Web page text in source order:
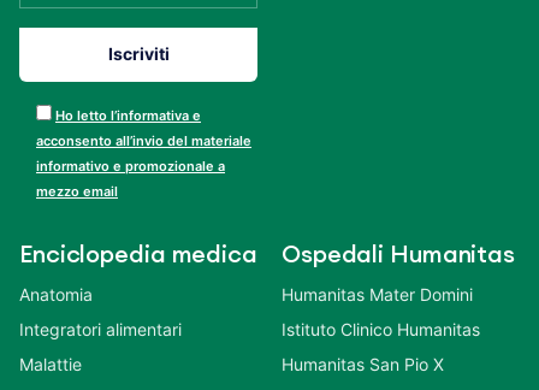
Ho letto l’informativa e
acconsento all’invio del materiale
informativo e promozionale a
mezzo email
Enciclopedia medica
Anatomia
Integratori alimentari
Malattie
Ospedali Humanitas
Humanitas Mater Domini
Istituto Clinico Humanitas
Humanitas San Pio X